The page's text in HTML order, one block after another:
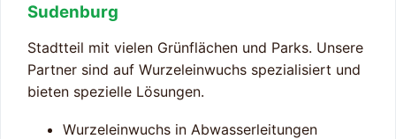
Sudenburg
Stadtteil mit vielen Grünflächen und Parks. Unsere
Partner sind auf Wurzeleinwuchs spezialisiert und
bieten spezielle Lösungen.
Wurzeleinwuchs in Abwasserleitungen